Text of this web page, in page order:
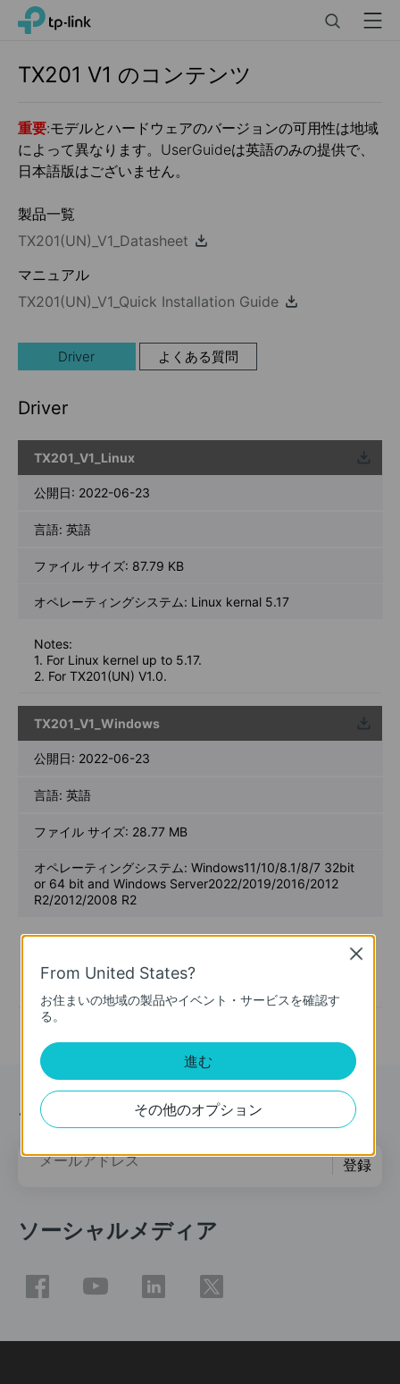
ClickTP-Link, Reliably Smart Menu
TX201 V1 のコンテンツ
重要:モデルとハードウェアのバージョンの可用性は地域
によって異なります。UserGuideは英語のみの提供で、
日本語版はございません。
製品一覧
TX201(UN)_V1_Datasheet
マニュアル
TX201(UN)_V1_Quick Installation Guide
Driver よくある質問
Driver
TX201_V1_Linux
ウンロ
ード
公開日: 2022-06-23
言語: 英語
ファイル サイズ: 87.79 KB
オペレーティングシステム: Linux kernal 5.17
Notes:
1. For Linux kernel up to 5.17.
2. For TX201(UN) V1.0.
TX201_V1_Windows
ウンロ
ード
公開日: 2022-06-23
言語: 英語
ファイル サイズ: 28.77 MB
オペレーティングシステム: Windows11/10/8.1/8/7 32bit
or 64 bit and Windows Server2022/2019/2016/2012
R2/2012/2008 R2
Notes:
1. For Windows11/10/8.1/8/7 32bit or 64 bit and Windows
Server2022/2019/2016/2012 R2/2012/2008 R2.
ニュース＆オファー
メールアドレス 登録
ソーシャルメディア
From United States?
お住まいの地域の製品やイベント・サービスを確認す
る。
進む
その他のオプション
Close